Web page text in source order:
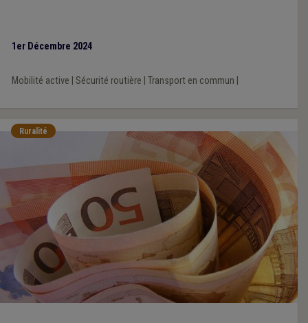
1er Décembre 2024
Mobilité active Sécurité routière Transport en commun
Ruralité